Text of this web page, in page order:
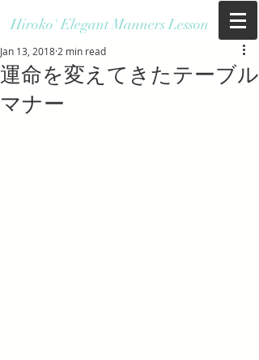
Hiroko' Elegant Manners Lesson
運命を変えてきたテーブル
マナー
Jan 13, 2018 2 min read